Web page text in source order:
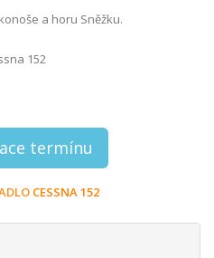
a horu Sněžku.
152
termínu
CESSNA 152